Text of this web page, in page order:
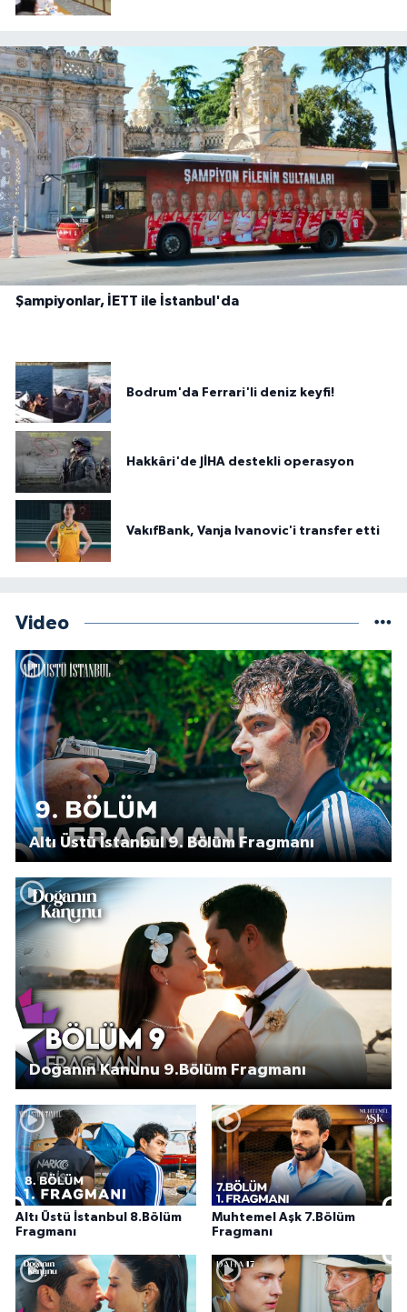
Şampiyonlar, İETT ile İstanbul'da
Bodrum'da Ferrari'li deniz keyfi!
Hakkâri'de JİHA destekli operasyon
VakıfBank, Vanja Ivanovic'i transfer etti
Video
Altı Üstü İstanbul 9. Bölüm Fragmanı
Doğanın Kanunu 9.Bölüm Fragmanı
Altı Üstü İstanbul 8.Bölüm
Fragmanı
Muhtemel Aşk 7.Bölüm
Fragmanı